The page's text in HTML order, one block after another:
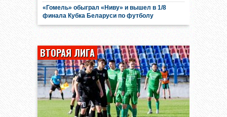
«Гомель» обыграл «Ниву» и вышел в 1/8
финала Кубка Беларуси по футболу
ВТОРАЯ ЛИГА